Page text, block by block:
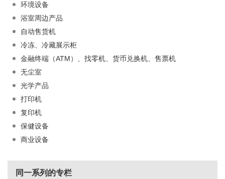
环境设备
浴室周边产品
自动售货机
冷冻、冷藏展示柜
金融终端（ATM）、找零机、货币兑换机、售票机
无尘室
光学产品
打印机
复印机
保健设备
商业设备
同一系列的专栏